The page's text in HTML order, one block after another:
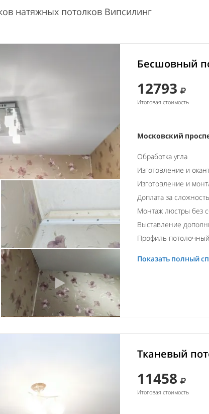
натяжных потолков Випсилинг
Бесшовный
12793
Итоговая стоимость
Московский
Обработка угла
Изготовление и
Изготовление и
Доплата за
Монтаж люстры без
Выставление
Профиль
Показать полный
Тканевый
11458
Итоговая стоимость